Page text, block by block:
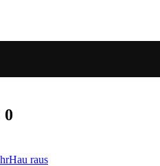
0
Hau raus